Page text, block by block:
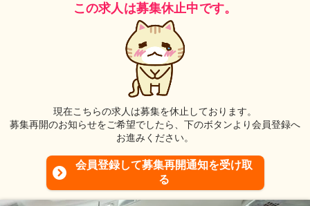
この求人は募集休止中です。
現在こちらの求人は募集を休止しております。
募集再開のお知らせをご希望でしたら、下のボタンより会員登録へ
お進みください。
会員登録して募集再開通知を受け取
る